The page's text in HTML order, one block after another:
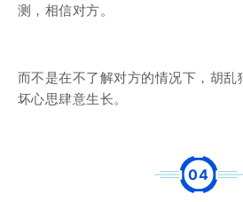
测，相信对方。
而不是在不了解对方的情况下，胡乱
坏心思肆意生长。
04